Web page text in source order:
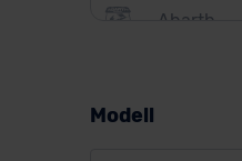
Abarth
Modell